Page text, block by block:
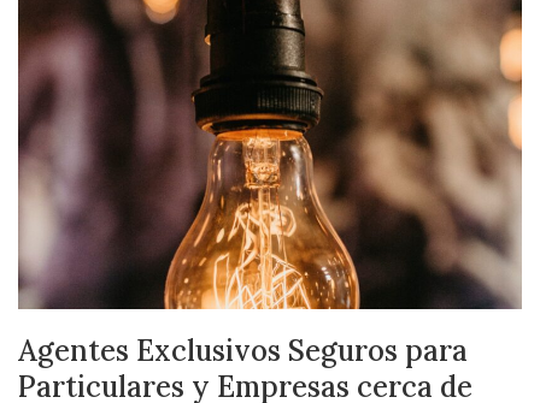
Agentes Exclusivos Seguros para
Particulares y Empresas cerca de